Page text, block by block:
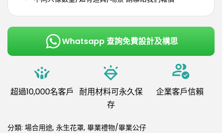
Whatsapp 查詢免費設計及構思
超過10,000名客戶 耐用材料可永久保
存
企業客戶信賴
分類: 場合用途, 永生花罩, 畢業禮物/畢業公仔